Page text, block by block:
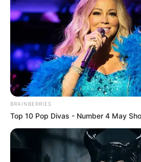
BRAINBERRIES
Top 10 Pop Divas - Number 4 May